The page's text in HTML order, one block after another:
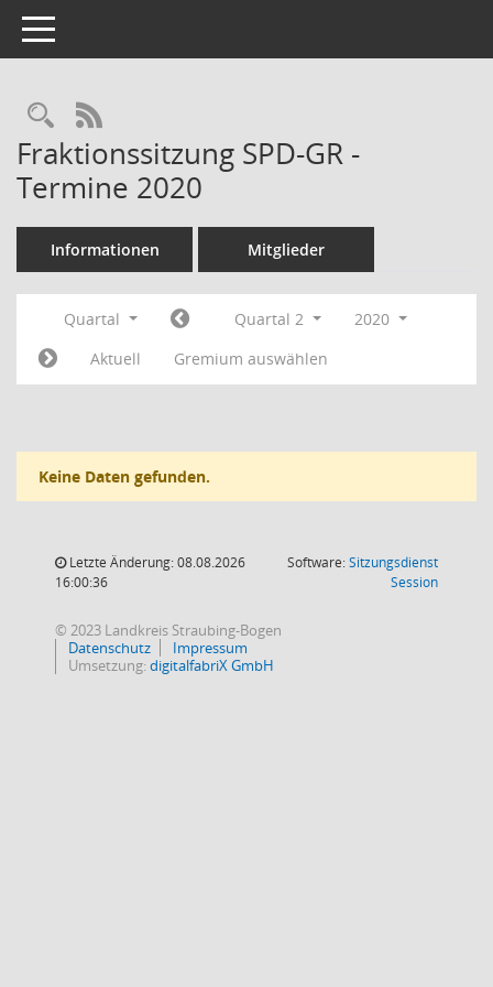
Toggle navigation
RSS-Feed
Fraktionssitzung SPD-GR -
Termine 2020
Informationen Mitglieder
Quartal Quartal 2
2020
Aktuell
Gremium auswählen
Keine Daten gefunden.
Letzte Änderung: 08.08.2026
16:00:36
Software:Sitzungsdienst
Session(Wird in
© 2023 Landkreis Straubing-Bogen
Datenschutz
Impressum
Umsetzung:digitalfabriX GmbH